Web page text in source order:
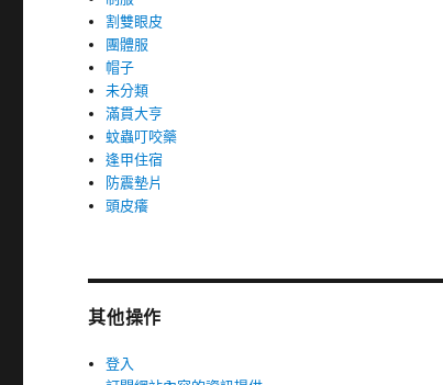
割雙眼皮
團體服
帽子
未分類
滿貫大亨
蚊蟲叮咬藥
逢甲住宿
防震墊片
頭皮癢
其他操作
登入